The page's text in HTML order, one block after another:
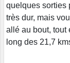
quelques sorties
très dur, mais
allé au bout, tout
long des 21,7